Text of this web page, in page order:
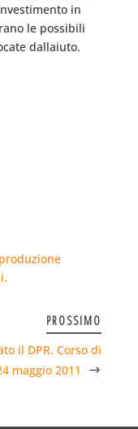
in
le possibili
dallaiuto.
PROSSIMO
il DPR. Corso di
maggio 2011